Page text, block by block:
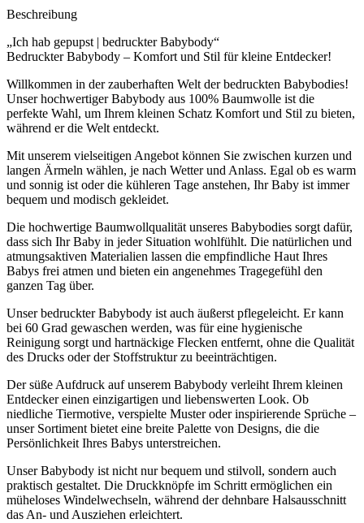
Beschreibung
„Ich hab gepupst | bedruckter Babybody“
Bedruckter Babybody – Komfort und Stil für kleine Entdecker!
Willkommen in der zauberhaften Welt der bedruckten Babybodies!
Unser hochwertiger Babybody aus 100% Baumwolle ist die
perfekte Wahl, um Ihrem kleinen Schatz Komfort und Stil zu bieten,
während er die Welt entdeckt.
Mit unserem vielseitigen Angebot können Sie zwischen kurzen und
langen Ärmeln wählen, je nach Wetter und Anlass. Egal ob es warm
und sonnig ist oder die kühleren Tage anstehen, Ihr Baby ist immer
bequem und modisch gekleidet.
Die hochwertige Baumwollqualität unseres Babybodies sorgt dafür,
dass sich Ihr Baby in jeder Situation wohlfühlt. Die natürlichen und
atmungsaktiven Materialien lassen die empfindliche Haut Ihres
Babys frei atmen und bieten ein angenehmes Tragegefühl den
ganzen Tag über.
Unser bedruckter Babybody ist auch äußerst pflegeleicht. Er kann
bei 60 Grad gewaschen werden, was für eine hygienische
Reinigung sorgt und hartnäckige Flecken entfernt, ohne die Qualität
des Drucks oder der Stoffstruktur zu beeinträchtigen.
Der süße Aufdruck auf unserem Babybody verleiht Ihrem kleinen
Entdecker einen einzigartigen und liebenswerten Look. Ob
niedliche Tiermotive, verspielte Muster oder inspirierende Sprüche –
unser Sortiment bietet eine breite Palette von Designs, die die
Persönlichkeit Ihres Babys unterstreichen.
Unser Babybody ist nicht nur bequem und stilvoll, sondern auch
praktisch gestaltet. Die Druckknöpfe im Schritt ermöglichen ein
müheloses Windelwechseln, während der dehnbare Halsausschnitt
das An- und Ausziehen erleichtert.